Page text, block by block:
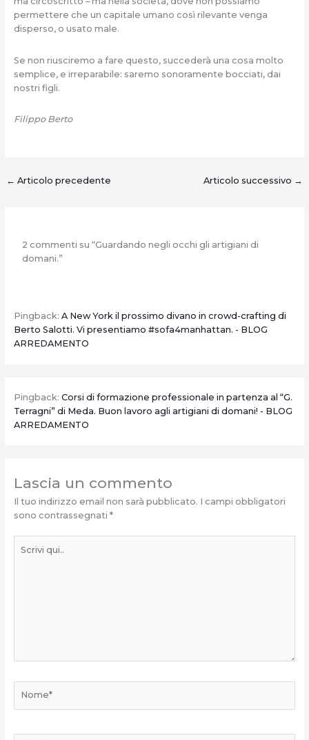
permettere che un capitale umano così rilevante venga
disperso, o usato male.
Se non riusciremo a fare questo, succederà una cosa molto
semplice, e irreparabile: saremo sonoramente bocciati, dai
nostri figli.
Filippo Berto
← Articolo precedente Articolo successivo →
2 commenti su “Guardando negli occhi gli artigiani di
domani.”
Pingback: A New York il prossimo divano in crowd-crafting di
Berto Salotti. Vi presentiamo #sofa4manhattan. - BLOG
ARREDAMENTO
Pingback: Corsi di formazione professionale in partenza al “G.
Terragni” di Meda. Buon lavoro agli artigiani di domani! - BLOG
ARREDAMENTO
Lascia un commento
Il tuo indirizzo email non sarà pubblicato. I campi obbligatori
sono contrassegnati *
qui..